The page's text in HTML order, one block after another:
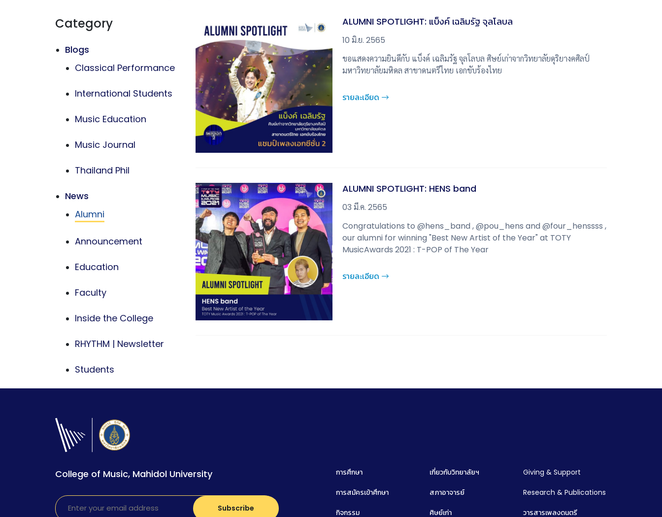
Category
Blogs
Classical Performance
International Students
Music Education
Music Journal
Thailand Phil
News
Alumni
Announcement
Education
Faculty
Inside the College
RHYTHM | Newsletter
Students
ALUMNI SPOTLIGHT: แบ็งค์ เฉลิมรัฐ จุลโลบล
10 มิ.ย. 2565
ขอแสดงความยินดีกับ แบ็งค์ เฉลิมรัฐ จุลโลบล ศิษย์เก่าจากวิทยาลัยดุริยางคศิลป์
มหาวิทยาลัยมหิดล สาขาดนตรีไทย เอกขับร้องไทย
รายละเอียด
ALUMNI SPOTLIGHT: HENS band
03 มี.ค. 2565
Congratulations to @hens_band , @pou_hens and @four_henssss ,
our alumni for winning "Best New Artist of the Year" at TOTY
MusicAwards 2021 : T-POP of The Year
รายละเอียด
College of Music, Mahidol University การศึกษา
การสมัครเข้าศึกษา
กิจกรรม
เกี่ยวกับวิทยาลัยฯ
สภาอาจารย์
ศิษย์เก่า
Giving & Support
Research & Publications
วารสารเพลงดนตรี